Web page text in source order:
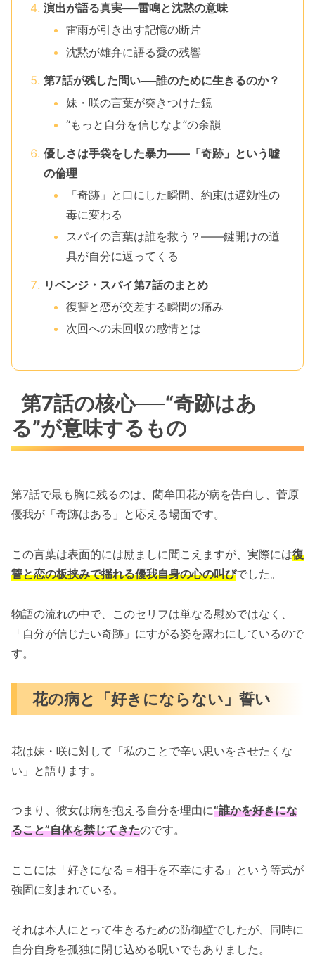
演出が語る真実──雷鳴と沈黙の意味
雷雨が引き出す記憶の断片
沈黙が雄弁に語る愛の残響
第7話が残した問い──誰のために生きるのか？
妹・咲の言葉が突きつけた鏡
“もっと自分を信じなよ”の余韻
優しさは手袋をした暴力——「奇跡」という嘘
の倫理
「奇跡」と口にした瞬間、約束は遅効性の
毒に変わる
スパイの言葉は誰を救う？——鍵開けの道
具が自分に返ってくる
リベンジ・スパイ第7話のまとめ
復讐と恋が交差する瞬間の痛み
次回への未回収の感情とは
第7話の核心──“奇跡はあ
る”が意味するもの
第7話で最も胸に残るのは、藺牟田花が病を告白し、菅原
優我が「奇跡はある」と応える場面です。
この言葉は表面的には励ましに聞こえますが、実際には復
讐と恋の板挟みで揺れる優我自身の心の叫びでした。
物語の流れの中で、このセリフは単なる慰めではなく、
「自分が信じたい奇跡」にすがる姿を露わにしているので
す。
花の病と「好きにならない」誓い
花は妹・咲に対して「私のことで辛い思いをさせたくな
い」と語ります。
つまり、彼女は病を抱える自分を理由に“誰かを好きにな
ること”自体を禁じてきたのです。
ここには「好きになる＝相手を不幸にする」という等式が
強固に刻まれている。
それは本人にとって生きるための防御壁でしたが、同時に
自分自身を孤独に閉じ込める呪いでもありました。